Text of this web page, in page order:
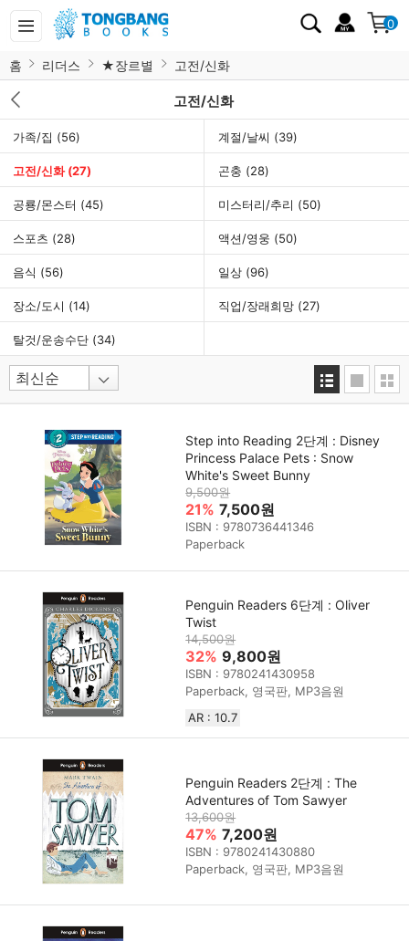
0
홈 리더스 ★장르별 고전/신화
고전/신화
가족/집 (56) 계절/날씨 (39)
고전/신화(27) 곤충 (28)
공룡/몬스터 (45) 미스터리/추리 (50)
스포츠 (28) 액션/영웅 (50)
음식 (56) 일상 (96)
장소/도시 (14) 직업/장래희망 (27)
탈것/운송수단 (34)
Step into Reading 2단계 : Disney
Princess Palace Pets : Snow
White's Sweet Bunny
9,500원
21% 7,500원
ISBN : 9780736441346
Paperback
Penguin Readers 6단계 : Oliver
Twist
14,500원
32% 9,800원
ISBN : 9780241430958
Paperback, 영국판, MP3음원
AR : 10.7
Penguin Readers 2단계 : The
Adventures of Tom Sawyer
13,600원
47% 7,200원
ISBN : 9780241430880
Paperback, 영국판, MP3음원